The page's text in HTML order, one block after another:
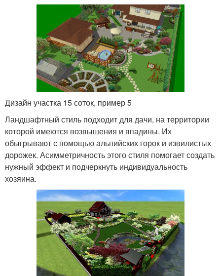
Дизайн участка 15 соток, пример 5
Ландшафтный стиль подходит для дачи, на территории
которой имеются возвышения и впадины. Их
обыгрывают с помощью альпийских горок и извилистых
дорожек. Асимметричность этого стиля помогает создать
нужный эффект и подчеркнуть индивидуальность
хозяина.